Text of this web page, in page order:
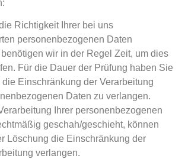
Richtigkeit Ihrer bei uns
personenbezogenen Daten
benötigen wir in der Regel Zeit, um dies
Für die Dauer der Prüfung haben Sie
Einschränkung der Verarbeitung
Daten zu verlangen.
Ihrer personenbezogenen
geschah/geschieht, können
Löschung die Einschränkung der
verlangen.